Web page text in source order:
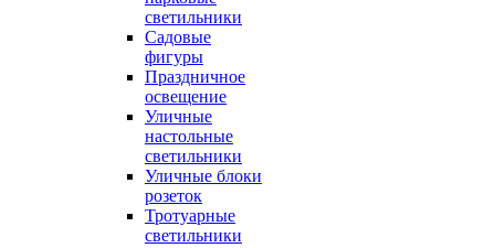
светильники
Садовые
фигуры
Праздничное
освещение
Уличные
настольные
светильники
Уличные блоки
розеток
Тротуарные
светильники